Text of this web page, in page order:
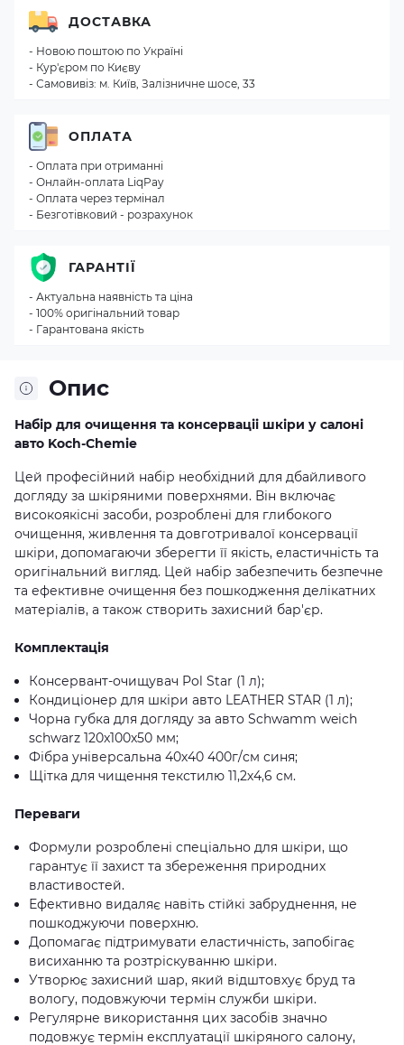
Опис
Набір для очищення та консерваціі шкіри у салоні
авто Koch-Chemie
Цей професійний набір необхідний для дбайливого
догляду за шкіряними поверхнями. Він включає
високоякісні засоби, розроблені для глибокого
очищення, живлення та довготривалої консервації
шкіри, допомагаючи зберегти її якість, еластичність та
оригінальний вигляд. Цей набір забезпечить безпечне
та ефективне очищення без пошкодження делікатних
матеріалів, а також створить захисний бар'єр.
Комплектація
Консервант-очищувач Pol Star (1 л);
Кондиціонер для шкіри авто LEATHER STAR (1 л);
Чорна губка для догляду за авто Schwamm weich
schwarz 120x100x50 мм;
Фібра універсальна 40х40 400г/см синя;
Щітка для чищення текстилю 11,2х4,6 см.
Переваги
Формули розроблені спеціально для шкіри, що
гарантує її захист та збереження природних
властивостей.
Ефективно видаляє навіть стійкі забруднення, не
пошкоджуючи поверхню.
Допомагає підтримувати еластичність, запобігає
висиханню та розтріскуванню шкіри.
Утворює захисний шар, який відштовхує бруд та
вологу, подовжуючи термін служби шкіри.
Регулярне використання цих засобів значно
подовжує термін експлуатації шкіряного салону,
ДОСТАВКА
- Новою поштою по Україні
- Кур'єром по Києву
- Самовивіз: м. Київ, Залізничне шосе, 33
ОПЛАТА
- Оплата при отриманні
- Онлайн-оплата LiqPay
- Оплата через термінал
- Безготівковий - розрахунок
ГАРАНТІЇ
- Актуальна наявність та ціна
- 100% оригінальний товар
- Гарантована якість